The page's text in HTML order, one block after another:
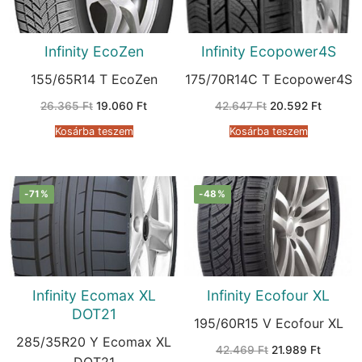
Infinity EcoZen
155/65R14 T EcoZen
26.365Ft Original
was:
26.365 Ft.
19.060 FtCurrent
Kosárba teszem
Infinity Ecopower4S
175/70R14C T Ecopower4S
42.647Ft Original
was:
42.647 Ft.
20.592 FtCurrent
Kosárba teszem
-71%
Infinity Ecomax XL
DOT21
285/35R20 Y Ecomax XL
-48%
Infinity Ecofour XL
195/60R15 V Ecofour XL
42.469Ft Original
21.989 FtCurrent